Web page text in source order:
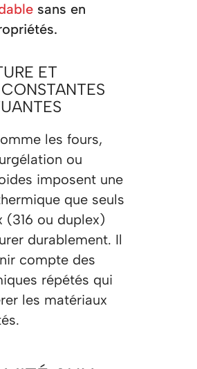
sans en
ET
les fours,
ou
imposent une
que seuls
(316 ou duplex)
durablement. Il
compte des
répétés qui
les matériaux